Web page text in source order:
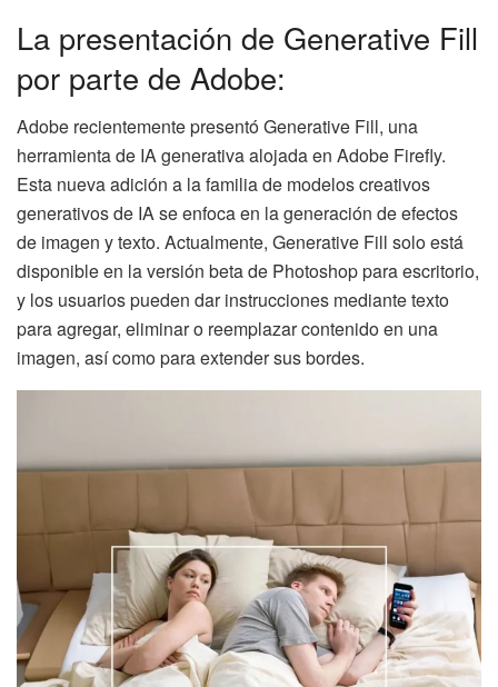
La presentación de Generative Fill
por parte de Adobe:
Adobe recientemente presentó Generative Fill, una
herramienta de IA generativa alojada en Adobe Firefly.
Esta nueva adición a la familia de modelos creativos
generativos de IA se enfoca en la generación de efectos
de imagen y texto. Actualmente, Generative Fill solo está
disponible en la versión beta de Photoshop para escritorio,
y los usuarios pueden dar instrucciones mediante texto
para agregar, eliminar o reemplazar contenido en una
imagen, así como para extender sus bordes.